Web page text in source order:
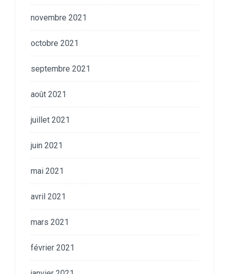
novembre 2021
octobre 2021
septembre 2021
août 2021
juillet 2021
juin 2021
mai 2021
avril 2021
mars 2021
février 2021